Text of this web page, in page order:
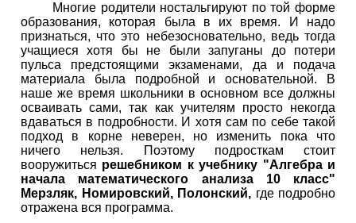
Многие родители ностальгируют по той форме
образования, которая была в их время. И надо
признаться, что это небезосновательно, ведь тогда
учащиеся хотя бы не были запуганы до потери
пульса предстоящими экзаменами, да и подача
материала была подробной и основательной. В
наше же время школьники в основном все должны
осваивать сами, так как учителям просто некогда
вдаваться в подробности. И хотя сам по себе такой
подход в корне неверен, но изменить пока что
ничего нельзя. Поэтому подросткам стоит
вооружиться решебником к учебнику "Алгебра и
начала математического анализа 10 класс"
Мерзляк, Номировский, Полонский, где подробно
отражена вся программа.